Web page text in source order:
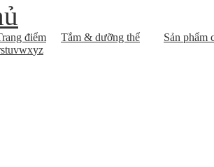
điểm Tắm & dưỡng thể
Sản phẩm
stuvwxyz